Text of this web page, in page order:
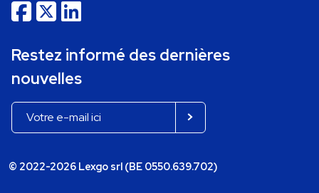
Restez informé des dernières
nouvelles
© 2022-2026 Lexgo srl (BE 0550.639.702)